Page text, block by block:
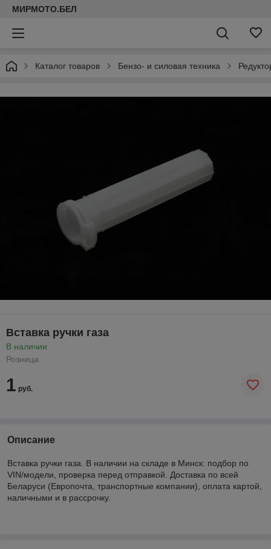
МИРМОТО.БЕЛ
Каталог товаров Бензо- и силовая техника
Вставка ручки газа
В наличии
Розница
1 руб.
Описание
Вставка ручки газа. В наличии на складе в Минск: подбор по
VIN/модели, проверка перед отправкой. Доставка по всей
Беларуси (Европочта, транспортные компании), оплата картой,
наличными и в рассрочку.